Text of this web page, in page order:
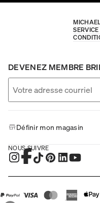
DEVENEZ MEMBRE
Définir mon magasin
NOUS SUIVRE